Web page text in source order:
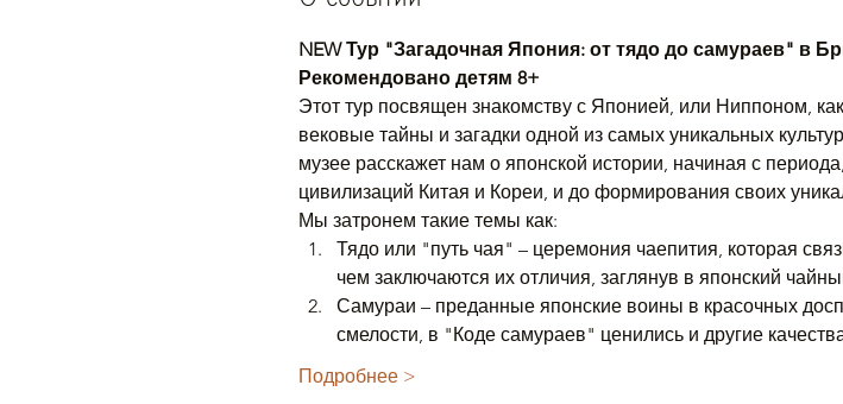
NEW Тур "Загадочная Япония: от тядо до самураев" в
Рекомендовано детям 8+
Этот тур посвящен знакомству с Японией, или Ниппоном,
вековые тайны и загадки одной из самых уникальных
музее расскажет нам о японской истории, начиная с
цивилизаций Китая и Кореи, и до формирования своих
Мы затронем такие темы как:
Тядо или "путь чая" – церемония чаепития, которая
чем заключаются их отличия, заглянув в японский
Самураи – преданные японские воины в красочных
смелости, в "Коде самураев" ценились и другие
Подробнее >